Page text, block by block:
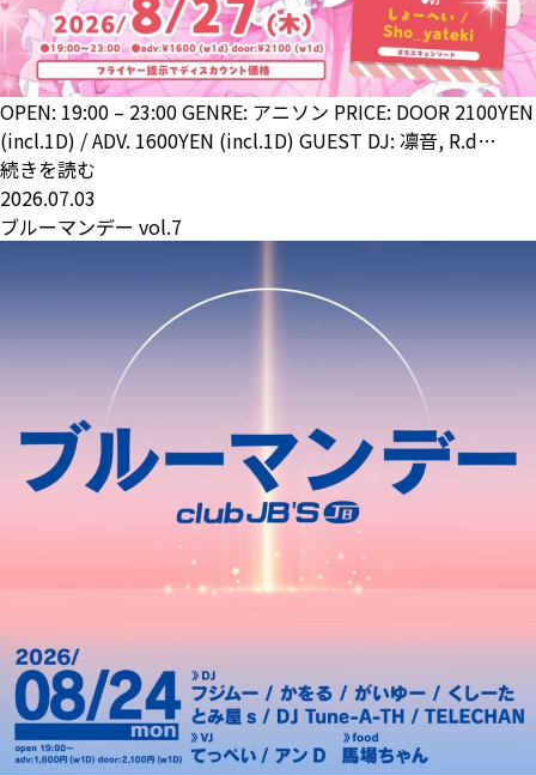
OPEN: 19:00 – 23:00 GENRE: アニソン PRICE: DOOR 2100YEN
(incl.1D) / ADV. 1600YEN (incl.1D) GUEST DJ: 凛音, R.d…
続きを読む
2026.07.03
ブルーマンデー vol.7